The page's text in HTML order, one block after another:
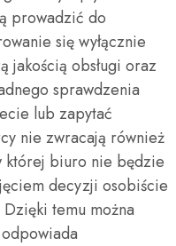
prowadzić do
się wyłącznie
jakością obsługi oraz
sprawdzenia
lub zapytać
nie zwracają również
której biuro nie będzie
decyzji osobiście
temu można